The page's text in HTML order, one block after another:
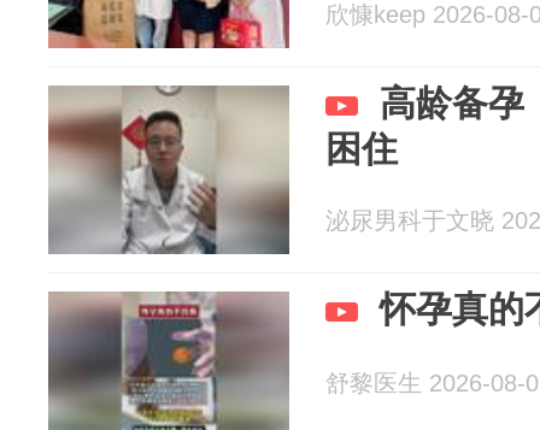
欣慷keep 2026-08-
高龄备孕
困住
泌尿男科于文晓
怀孕真的
舒黎医生 2026-08-